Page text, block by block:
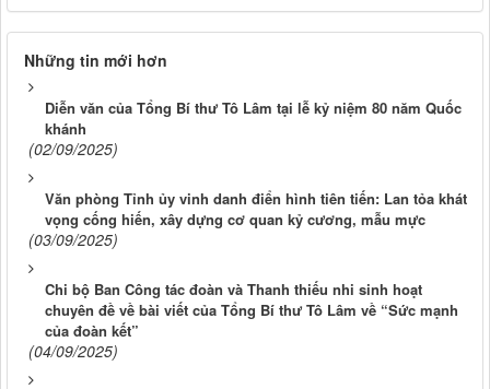
Những tin mới hơn
Diễn văn của Tổng Bí thư Tô Lâm tại lễ kỷ niệm 80 năm Quốc
khánh
(02/09/2025)
Văn phòng Tỉnh ủy vinh danh điển hình tiên tiến: Lan tỏa khát
vọng cống hiến, xây dựng cơ quan kỷ cương, mẫu mực
(03/09/2025)
Chi bộ Ban Công tác đoàn và Thanh thiếu nhi sinh hoạt
chuyên đề về bài viết của Tổng Bí thư Tô Lâm về “Sức mạnh
của đoàn kết”
(04/09/2025)